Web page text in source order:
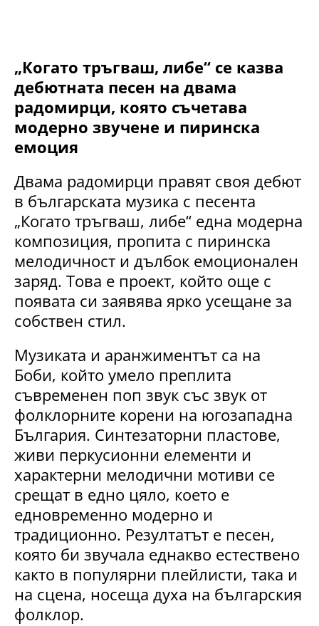
„Когато тръгваш, либе“ се казва
дебютната песен на двама
радомирци, която съчетава
модерно звучене и пиринска
емоция
Двама радомирци правят своя дебют
в българската музика с песента
„Когато тръгваш, либе“ една модерна
композиция, пропита с пиринска
мелодичност и дълбок емоционален
заряд. Това е проект, който още с
появата си заявява ярко усещане за
собствен стил.
Музиката и аранжиментът са на
Боби, който умело преплита
съвременен поп звук със звук от
фолклорните корени на югозападна
България. Синтезаторни пластове,
живи перкусионни елементи и
характерни мелодични мотиви се
срещат в едно цяло, което е
едновременно модерно и
традиционно. Резултатът е песен,
която би звучала еднакво естествено
както в популярни плейлисти, така и
на сцена, носеща духа на българския
фолклор.